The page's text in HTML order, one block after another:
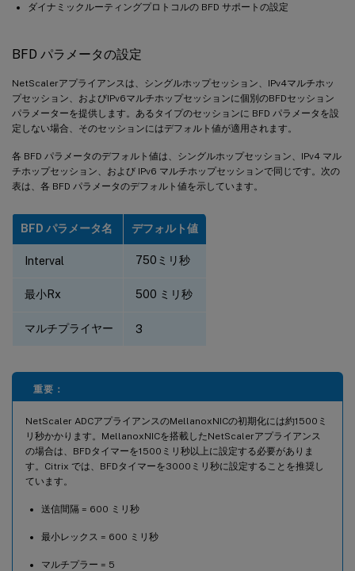
ダイナミックルーティングプロトコルの BFD サポートの設定
BFD パラメータの設定
NetScalerアプライアンスは、シングルホップセッション、IPv4マルチホッ
プセッション、およびIPv6マルチホップセッションに個別のBFDセッション
パラメーターを提供します。あるタイプのセッションに BFD パラメータを設
定しない場合、そのセッションにはデフォルト値が適用されます。
各 BFD パラメータのデフォルト値は、シングルホップセッション、IPv4 マル
チホップセッション、および IPv6 マルチホップセッションで同じです。次の
表は、各 BFD パラメータのデフォルト値を示しています。
BFD パラメータ名 デフォルト値
Interval 750ミリ秒
最小Rx 500 ミリ秒
マルチプライヤー 3
重要：
NetScaler ADCアプライアンスのMellanoxNICの初期化には約1500ミ
リ秒かかります。MellanoxNICを搭載したNetScalerアプライアンス
の場合は、BFDタイマーを1500ミリ秒以上に設定する必要がありま
す。Citrix では、BFDタイマーを3000ミリ秒に設定することを推奨し
ています。
送信間隔 = 600 ミリ秒
最小レックス = 600 ミリ秒
マルチプラー = 5